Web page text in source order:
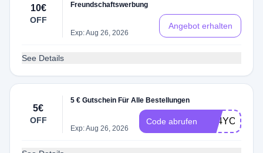
10€
OFF
Freundschaftswerbung
Exp: Aug 26, 2026
Angebot erhalten
See Details
5€
OFF
5 € Gutschein Für Alle Bestellungen
Exp: Aug 26, 2026
Code abrufen VE4YOU